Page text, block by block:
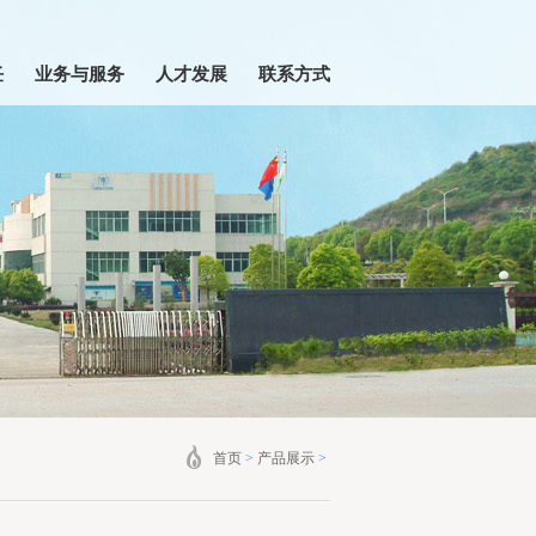
业务与服务 人才发展 联系方式
首页 > 产品展示 >